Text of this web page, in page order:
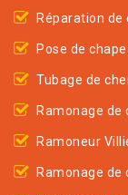
Réparation
Pose de
Tubage de
Ramonage de
Ramoneur
Ramonage de